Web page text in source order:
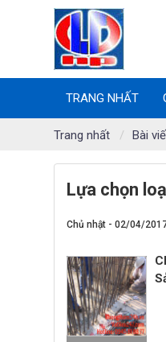
TRANG NHẤT
Trang nhất Bài
Lựa chọn
Chủ nhật - 02/04/